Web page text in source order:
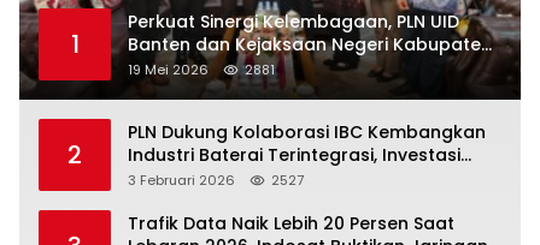
1
Perkuat Sinergi Kelembagaan, PLN UID
Banten dan Kejaksaan Negeri Kabupaten
Tangerang Kolaborasi Dukung Pelayanan
Publik
19 Mei 2026 2881
2
PLN Dukung Kolaborasi IBC Kembangkan
Industri Baterai Terintegrasi, Investasi
Capai USD 6 Miliar
3 Februari 2026 2527
Trafik Data Naik Lebih 20 Persen Saat